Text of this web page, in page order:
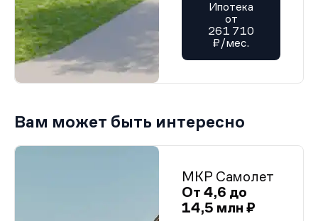
Ипотека
от
261 710
₽/мес.
Вам может быть интересно
МКР Самолет
От 4,6 до
14,5 млн ₽